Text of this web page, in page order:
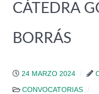
CÁTEDRA
BORRÁS
24 MARZO 2024
CONVOCATORIAS